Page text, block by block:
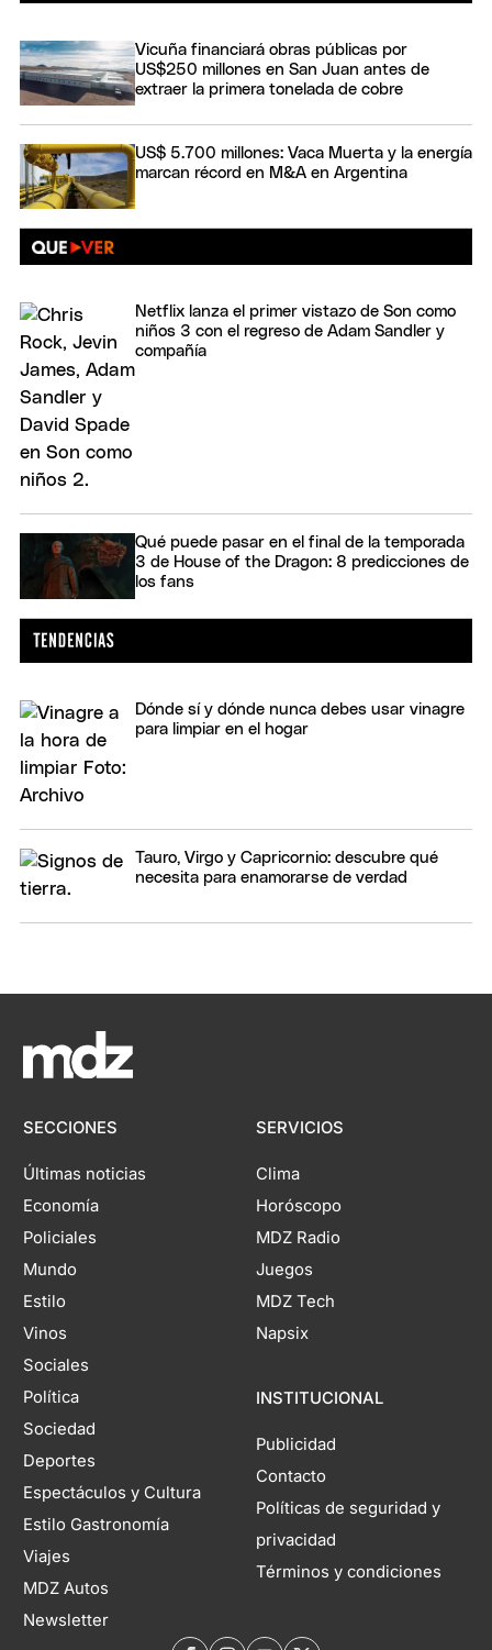
Vicuña financiará obras públicas por
US$250 millones en San Juan antes de
extraer la primera tonelada de cobre
US$ 5.700 millones: Vaca Muerta y la energía
marcan récord en M&A en Argentina
Netflix lanza el primer vistazo de Son como
niños 3 con el regreso de Adam Sandler y
compañía
Qué puede pasar en el final de la temporada
3 de House of the Dragon: 8 predicciones de
los fans
Dónde sí y dónde nunca debes usar vinagre
para limpiar en el hogar
Tauro, Virgo y Capricornio: descubre qué
necesita para enamorarse de verdad
SECCIONES
Últimas noticias
Economía
Policiales
Mundo
Estilo
Vinos
Sociales
Política
Sociedad
Deportes
Espectáculos y Cultura
Estilo Gastronomía
Viajes
MDZ Autos
Newsletter
SERVICIOS
Clima
Horóscopo
MDZ Radio
Juegos
MDZ Tech
Napsix
INSTITUCIONAL
Publicidad
Contacto
Políticas de seguridad y
privacidad
Términos y condiciones